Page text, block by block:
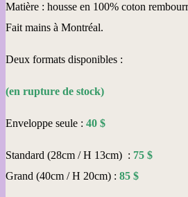
Matière : housse en 100% coton
Fait mains à Montréal.
Deux formats disponibles :
(en rupture de stock)
Enveloppe seule : 40 $
Standard (28cm / H 13cm) : 75 $
Grand (40cm / H 20cm) : 85 $